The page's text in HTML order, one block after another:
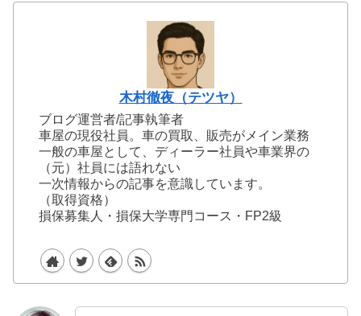
木村徹夜（テツヤ）
ブログ運営者/記事執筆者
車屋の現役社員。車の買取、販売がメイン業務
一般の車屋として、ディーラー社員や車業界の
（元）社員には語れない
一次情報からの記事を意識しています。
（取得資格）
損保募集人・損保大学専門コース・FP2級